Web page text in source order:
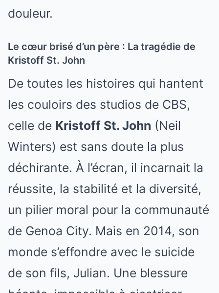
douleur.
Le cœur brisé d’un père : La tragédie de
Kristoff St. John
De toutes les histoires qui hantent
les couloirs des studios de CBS,
celle de Kristoff St. John (Neil
Winters) est sans doute la plus
déchirante. À l’écran, il incarnait la
réussite, la stabilité et la diversité,
un pilier moral pour la communauté
de Genoa City. Mais en 2014, son
monde s’effondre avec le suicide
de son fils, Julian. Une blessure